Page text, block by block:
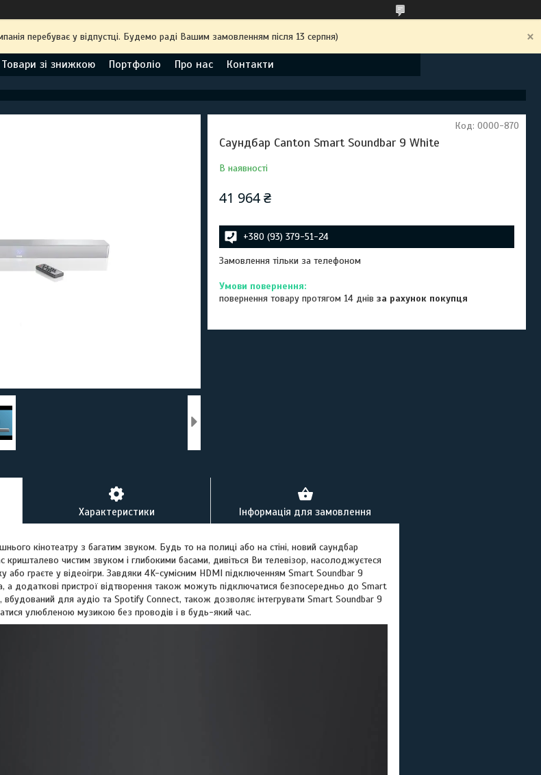
перебуває у відпустці. Будемо раді Вашим замовленням після 13 серпня)
Товари зі знижкою Портфоліо Про нас Контакти
Саундбар Canton Smart Soundbar 9 White
В наявності
Код: 0000-870
41 964 ₴
+380 (93) 379-51-24
Замовлення тільки за телефоном
повернення товару протягом 14 днівза рахунок покупця
Характеристики Інформація для замовлення
кінотеатру з багатим звуком. Будь то на полиці або на стіні, новий саундбар
чистим звуком і глибокими басами, дивіться Ви телевізор, насолоджуєтеся
або граєте у відеоігри. Завдяки 4K-сумісним HDMI підключенням Smart Soundbar 9
а додаткові пристрої відтворення також можуть підключатися безпосередньо до Smart
для аудіо та Spotify Connect, також дозволяє інтегрувати Smart Soundbar 9
улюбленою музикою без проводів і в будь-який час.